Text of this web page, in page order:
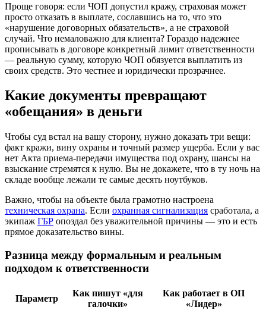
Проще говоря: если ЧОП допустил кражу, страховая может
просто отказать в выплате, сославшись на то, что это
«нарушение договорных обязательств», а не страховой
случай. Что немаловажно для клиента? Гораздо надежнее
прописывать в договоре конкретный лимит ответственности
— реальную сумму, которую ЧОП обязуется выплатить из
своих средств. Это честнее и юридически прозрачнее.
Какие документы превращают
«обещания» в деньги
Чтобы суд встал на вашу сторону, нужно доказать три вещи:
факт кражи, вину охраны и точный размер ущерба. Если у вас
нет Акта приема-передачи имущества под охрану, шансы на
взыскание стремятся к нулю. Вы не докажете, что в ту ночь на
складе вообще лежали те самые десять ноутбуков.
Важно, чтобы на объекте была грамотно настроена
техническая охрана. Если охранная сигнализация сработала, а
экипаж ГБР опоздал без уважительной причины — это и есть
прямое доказательство вины.
Разница между формальным и реальным
подходом к ответственности
Параметр
Как пишут «для
галочки»
Как работает в ОП
«Лидер»